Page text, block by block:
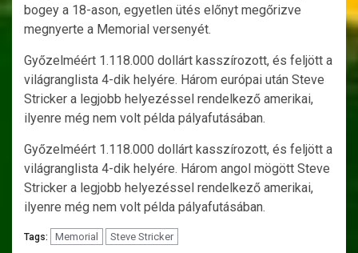
bogey a 18-ason, egyetlen ütés előnyt megőrizve
megnyerte a Memorial versenyét.
Győzelméért 1.118.000 dollárt kasszírozott, és feljött a
világranglista 4-dik helyére. Három európai után Steve
Stricker a legjobb helyezéssel rendelkező amerikai,
ilyenre még nem volt példa pályafutásában.
Győzelméért 1.118.000 dollárt kasszírozott, és feljött a
világranglista 4-dik helyére. Három angol mögött Steve
Stricker a legjobb helyezéssel rendelkező amerikai,
ilyenre még nem volt példa pályafutásában.
Tags: Memorial Steve Stricker